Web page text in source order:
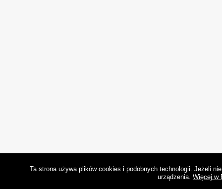
Ta strona używa plików cookies i podobnych technologii. Jeżeli
urządzenia. Więcej w